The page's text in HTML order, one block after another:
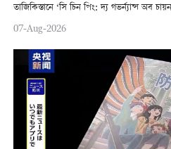
তাজিকিস্তানে ‘সি চিন পিং: দ্য গভর্ন্যান্স অব
07-Aug-2026